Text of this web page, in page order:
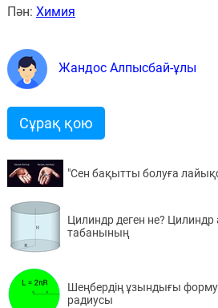
Пән: Химия
Жандос Алпысбай-ұлы
Сұрақ қою
"Сен бақытты болуға
Цилиндр деген не? Цилиндр
табанының
Шеңбердің ұзындығы
радиусы